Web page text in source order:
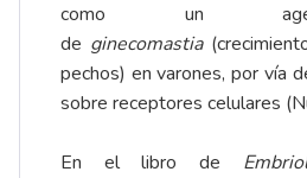
como un
de ginecomastia
pechos) en varones, por vía
sobre receptores celulares
En el libro de